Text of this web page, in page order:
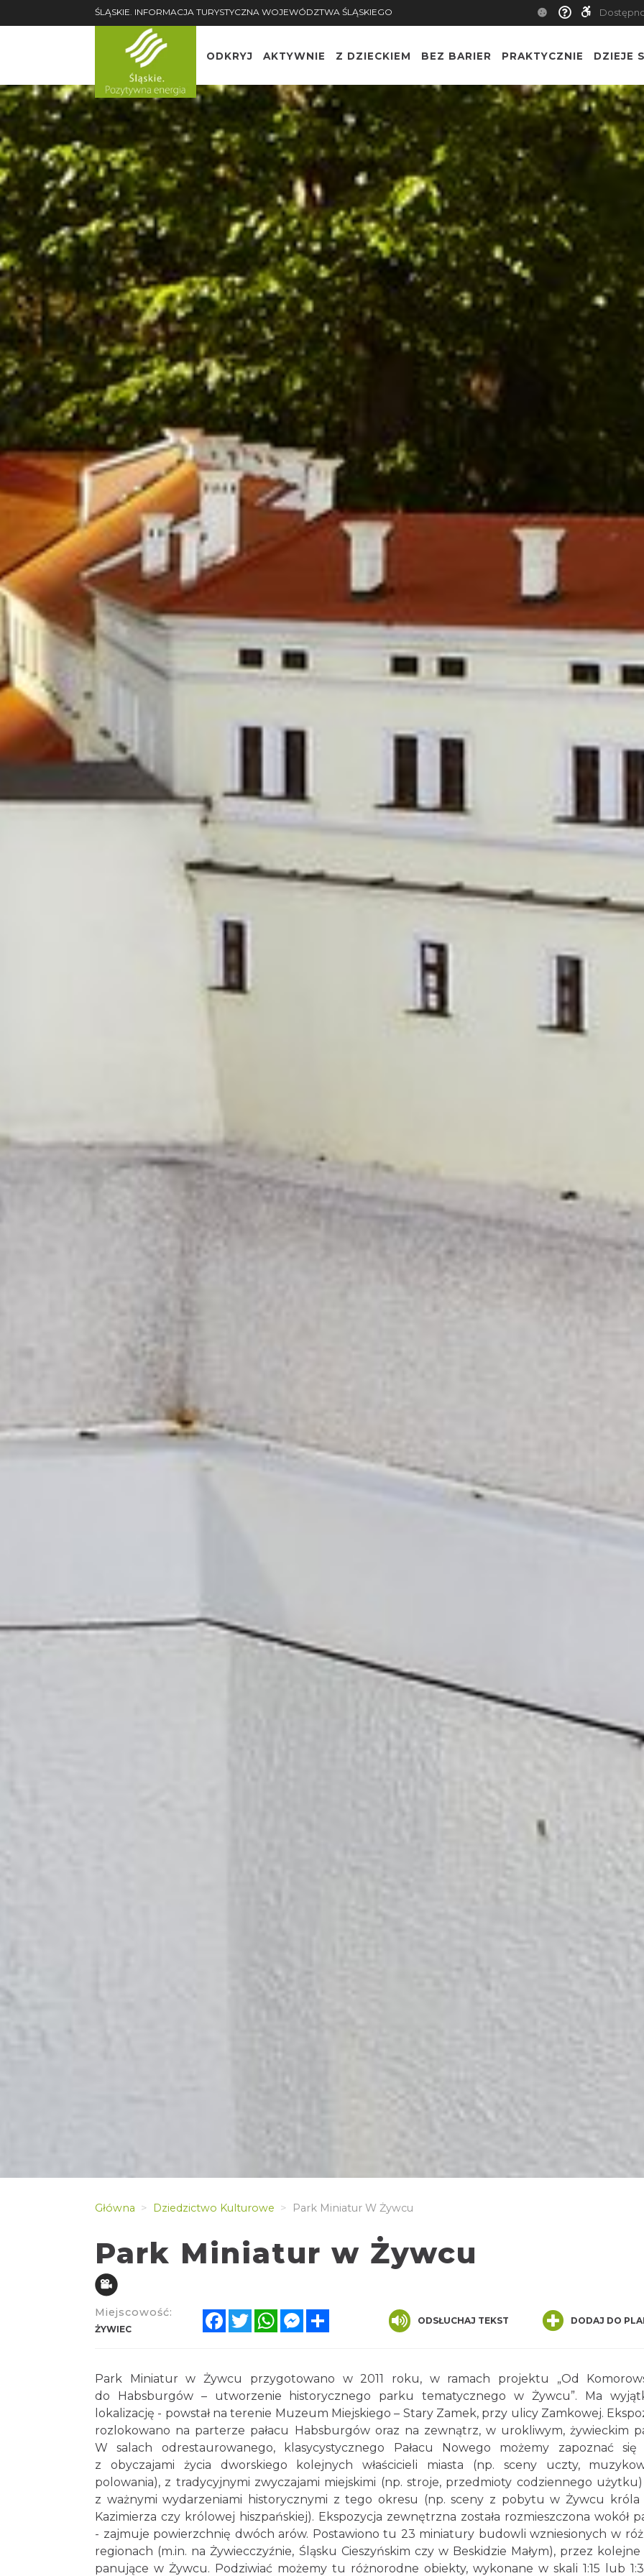
ŚLĄSKIE. INFORMACJA TURYSTYCZNA WOJEWÓDZTWA ŚLĄSKIEGO
ODKRYJ AKTYWNIE Z DZIECKIEM BEZ BARIER PRAKTYCZNIE DZIEJE
Główna Dziedzictwo Kulturowe Park Miniatur W Żywcu
Park Miniatur w Żywcu
Miejscowość:
ŻYWIEC
FacebookTwitterWhatsAppMessenger ODSŁUCHAJ TEKST DODAJ DO
Park Miniatur w Żywcu przygotowano w 2011 roku, w ramach projektu „Od
do Habsburgów – utworzenie historycznego parku tematycznego w Żywcu”. Ma
lokalizację - powstał na terenie Muzeum Miejskiego – Stary Zamek, przy ulicy Zamkowej.
rozlokowano na parterze pałacu Habsburgów oraz na zewnątrz, w urokliwym, żywieckim
W salach odrestaurowanego, klasycystycznego Pałacu Nowego możemy zapoznać się
z obyczajami życia dworskiego kolejnych właścicieli miasta (np. sceny uczty,
polowania), z tradycyjnymi zwyczajami miejskimi (np. stroje, przedmioty codziennego
z ważnymi wydarzeniami historycznymi z tego okresu (np. sceny z pobytu w Żywcu króla
Kazimierza czy królowej hiszpańskiej). Ekspozycja zewnętrzna została rozmieszczona wokół
- zajmuje powierzchnię dwóch arów. Postawiono tu 23 miniatury budowli wzniesionych w
regionach (m.in. na Żywiecczyźnie, Śląsku Cieszyńskim czy w Beskidzie Małym), przez
panujące w Żywcu. Podziwiać możemy tu różnorodne obiekty, wykonane w skali 1:15 lub